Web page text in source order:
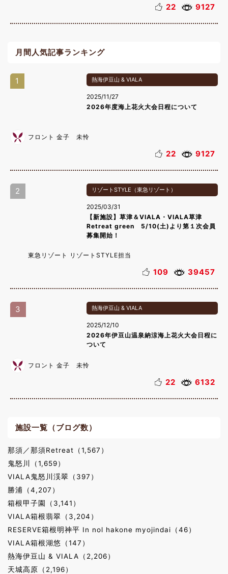
22 9127
月間人気記事ランキング
1 熱海伊豆山 & VIALA
2025/11/27
2026年度海上花火大会日程について
フロント 金子 未怜
22 9127
2 リゾートSTYLE（東急リゾート）
2025/03/31
【新施設】草津＆VIALA・VIALA草津
Retreat green 5/10(土)より第１次会員
募集開始！
東急リゾート リゾートSTYLE担当
109 39457
3 熱海伊豆山 & VIALA
2025/12/10
2026年伊豆山温泉納涼海上花火大会日程に
ついて
フロント 金子 未怜
22 6132
施設一覧（ブログ数）
那須／那須Retreat（1,567）
鬼怒川（1,659）
VIALA鬼怒川渓翠（397）
勝浦（4,207）
箱根甲子園（3,141）
VIALA箱根翡翠（3,204）
RESERVE箱根明神平 In nol hakone myojindai（46）
VIALA箱根湖悠（147）
熱海伊豆山 & VIALA（2,206）
天城高原（2,196）